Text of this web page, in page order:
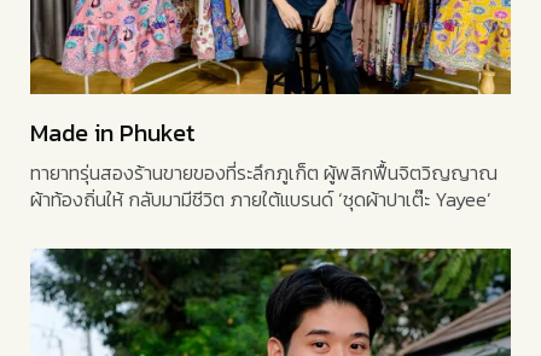
Made in Phuket
ทายาทรุ่นสองร้านขายของที่ระลึกภูเก็ต ผู้พลิกฟื้นจิตวิญญาณ
ผ้าท้องถิ่นให้ กลับมามีชีวิต ภายใต้แบรนด์ ‘ชุดผ้าปาเต๊ะ Yayee’